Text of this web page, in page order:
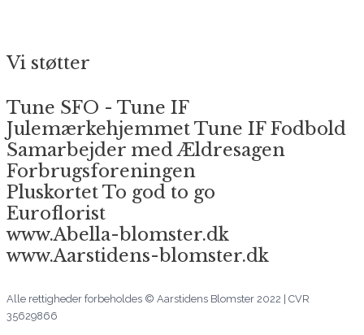
Vi støtter
Tune SFO - Tune IF
Julemærkehjemmet Tune IF Fodbold
Samarbejder med Ældresagen
Forbrugsforeningen
Pluskortet To god to go
Euroflorist
www.Abella-blomster.dk
www.Aarstidens-blomster.dk
Alle rettigheder forbeholdes © Aarstidens Blomster 2022 | CVR
35629866